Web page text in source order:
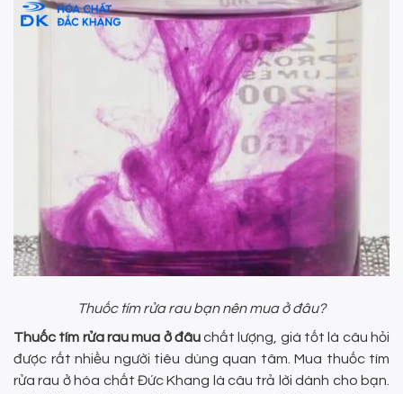
Thuốc tím rửa rau bạn nên mua ở đâu?
Thuốc tím rửa rau mua ở đâuchất lượng, giá tốt là câu hỏi
được rất nhiều người tiêu dùng quan tâm. Mua thuốc tím
rửa rau ở hóa chất Đức Khang là câu trả lời dành cho bạn.